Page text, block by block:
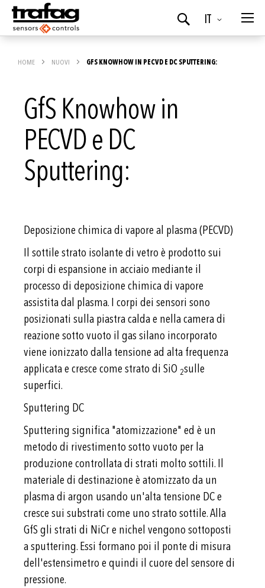
Lingua
IT
Ricerca
HOME NUOVI GFS KNOWHOW IN PECVD E DC SPUTTERING:
GfS Knowhow in
PECVD e DC
Sputtering:
Deposizione chimica di vapore al plasma (PECVD)
Il sottile strato isolante di vetro è prodotto sui
corpi di espansione in acciaio mediante il
processo di deposizione chimica di vapore
assistita dal plasma. I corpi dei sensori sono
posizionati sulla piastra calda e nella camera di
reazione sotto vuoto il gas silano incorporato
viene ionizzato dalla tensione ad alta frequenza
applicata e cresce come strato di SiO 2sulle
superfici.
Sputtering DC
Sputtering significa "atomizzazione" ed è un
metodo di rivestimento sotto vuoto per la
produzione controllata di strati molto sottili. Il
materiale di destinazione è atomizzato da un
plasma di argon usando un'alta tensione DC e
cresce sui substrati come uno strato sottile. Alla
GfS gli strati di NiCr e nichel vengono sottoposti
a sputtering. Essi formano poi il ponte di misura
dell'estensimetro e quindi il cuore del sensore di
pressione.